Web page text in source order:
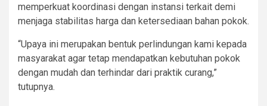
memperkuat koordinasi dengan instansi terkait demi
menjaga stabilitas harga dan ketersediaan bahan pokok.
“Upaya ini merupakan bentuk perlindungan kami kepada
masyarakat agar tetap mendapatkan kebutuhan pokok
dengan mudah dan terhindar dari praktik curang,”
tutupnya.